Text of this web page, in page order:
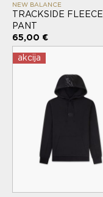
NEW BALANCE
TRACKSIDE FLEECE
PANT
65,00 €
akcija